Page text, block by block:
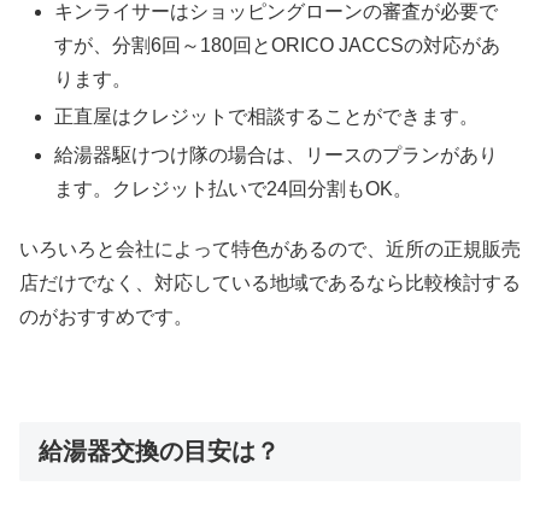
キンライサーはショッピングローンの審査が必要で
すが、分割6回～180回とORICO JACCSの対応があ
ります。
正直屋はクレジットで相談することができます。
給湯器駆けつけ隊の場合は、リースのプランがあり
ます。クレジット払いで24回分割もOK。
いろいろと会社によって特色があるので、近所の正規販売
店だけでなく、対応している地域であるなら比較検討する
のがおすすめです。
給湯器交換の目安は？